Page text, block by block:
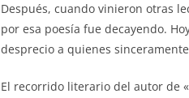
Después, cuando vinieron otras
por esa poesía fue decayendo.
desprecio a quienes
El recorrido literario del autor de